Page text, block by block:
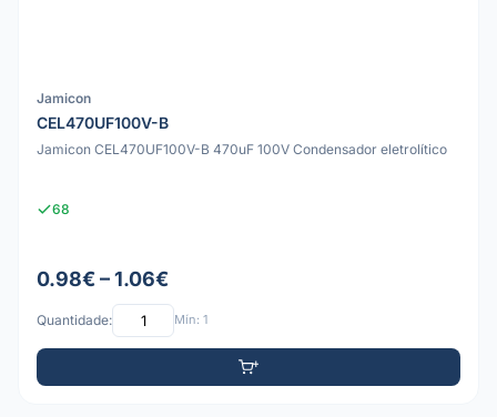
Jamicon
CEL470UF100V-B
Jamicon CEL470UF100V-B 470uF 100V Condensador eletrolítico
68
0.98€ – 1.06€
Quantidade: Mín: 1